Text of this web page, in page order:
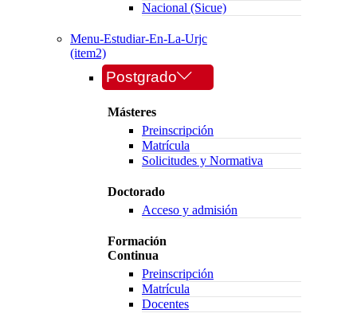
Nacional (Sicue)
Menu-Estudiar-En-La-Urjc
(item2)
Postgrado
Másteres
Preinscripción
Matrícula
Solicitudes y Normativa
Doctorado
Acceso y admisión
Formación
Continua
Preinscripción
Matrícula
Docentes